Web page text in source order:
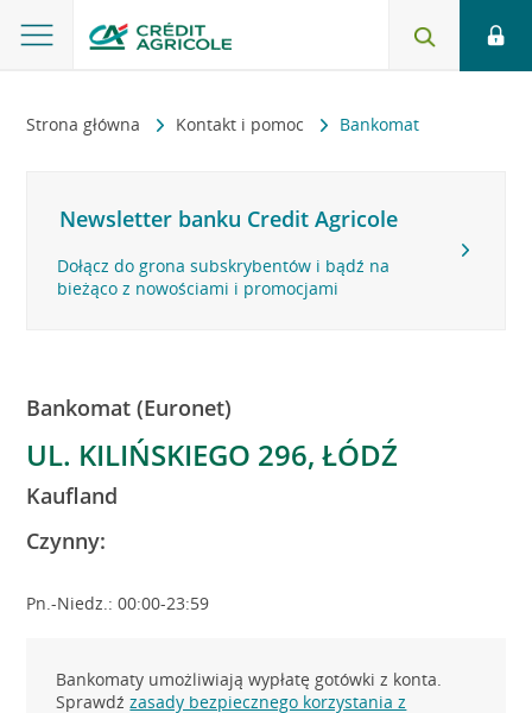
Strona główna Kontakt i pomoc Bankomat
Newsletter banku Credit Agricole
Dołącz do grona subskrybentów i bądź na
bieżąco z nowościami i promocjami
Bankomat (Euronet)
UL. KILIŃSKIEGO 296, ŁÓDŹ
Kaufland
Czynny:
Pn.-Niedz.: 00:00-23:59
Bankomaty umożliwiają wypłatę gotówki z konta.
Sprawdźzasady bezpiecznego korzystania z